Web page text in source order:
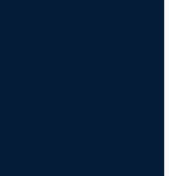
、センサー、SDK、リソースに